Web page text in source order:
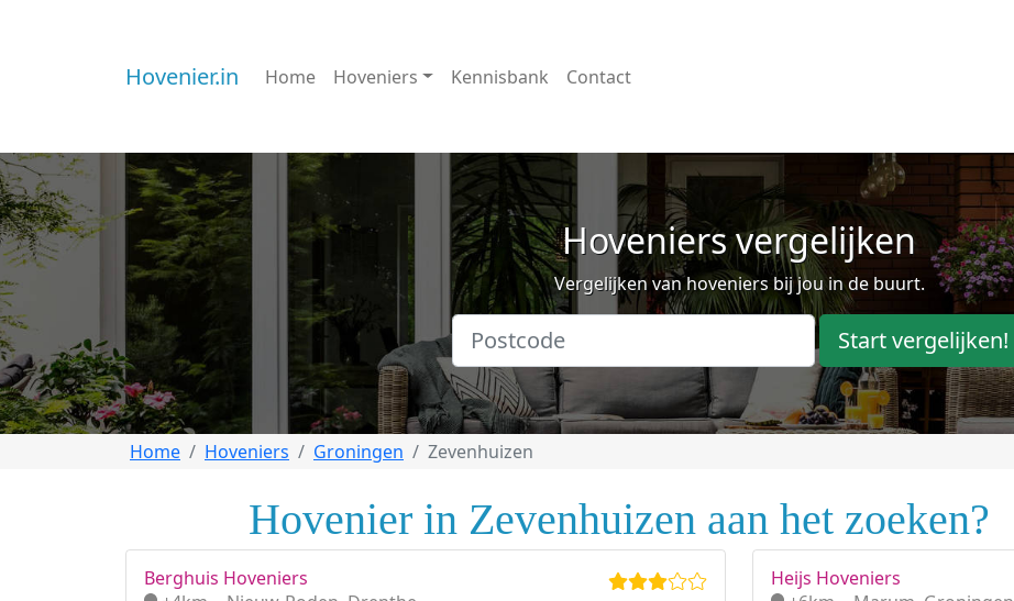
Hovenier.in Home Hoveniers Kennisbank Contact
Hoveniers vergelijken
Vergelijken van hoveniers bij jou in de buurt.
Start vergelijken!
Home Hoveniers Groningen Zevenhuizen
Hovenier in Zevenhuizen aan het zoeken?
Berghuis Hoveniers
Heijs Hoveniers